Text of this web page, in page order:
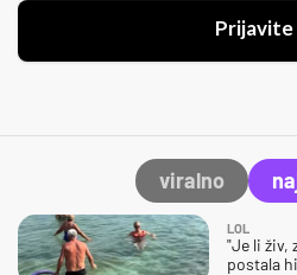
Prijavite
viralno
LOL
"Je li živ,
postala